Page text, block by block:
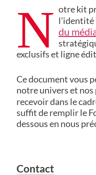
N otre kit
l’identité
du
exclusifs et ligne
Ce document vous
notre univers et
recevoir dans le
suffit de remplir le
dessous en nous
Contact